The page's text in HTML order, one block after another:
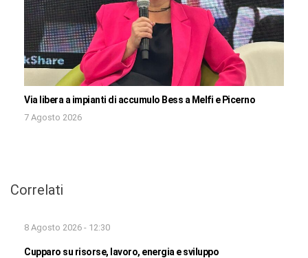
Via libera a impianti di accumulo Bess a Melfi e Picerno
7 Agosto 2026
Correlati
8 Agosto 2026 - 12:30
Cupparo su risorse, lavoro, energia e sviluppo